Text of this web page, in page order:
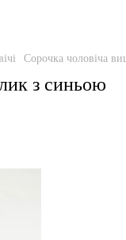
Сорочка чоловіча
з синьою